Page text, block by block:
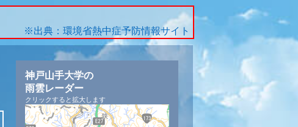
※出典：環境省熱中症予防情報サイト
神戸山手大学の
雨雲レーダー
クリックすると拡大します